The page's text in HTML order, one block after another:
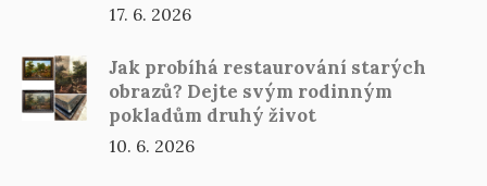
17. 6. 2026
Jak probíhá restaurování starých
obrazů? Dejte svým rodinným
pokladům druhý život
10. 6. 2026